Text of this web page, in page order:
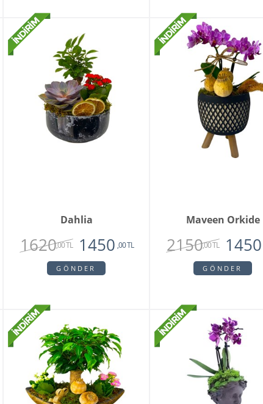
Dahlia
1620,00 TL 1450 ,00 TL
GÖNDER
Maveen Orkide
2150,00 TL 1450
GÖNDER